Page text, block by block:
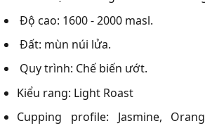
Độ cao: 1600 - 2000 masl.
Đất: mùn núi lửa.
Quy trình: Chế biến ướt.
Kiểu rang: Light Roast
Cupping profile: Jasmine,